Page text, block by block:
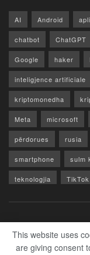
AI Android
chatbot ChatGPT
Google haker
inteligjence artificiale
kriptomonedha
Meta microsoft
përdorues rusia
smartphone sulm
teknologjia TikTok
© 2026 Zero1.al - Part
This website uses
are giving consent